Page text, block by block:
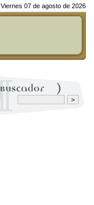
Viernes 07 de agosto de 2026